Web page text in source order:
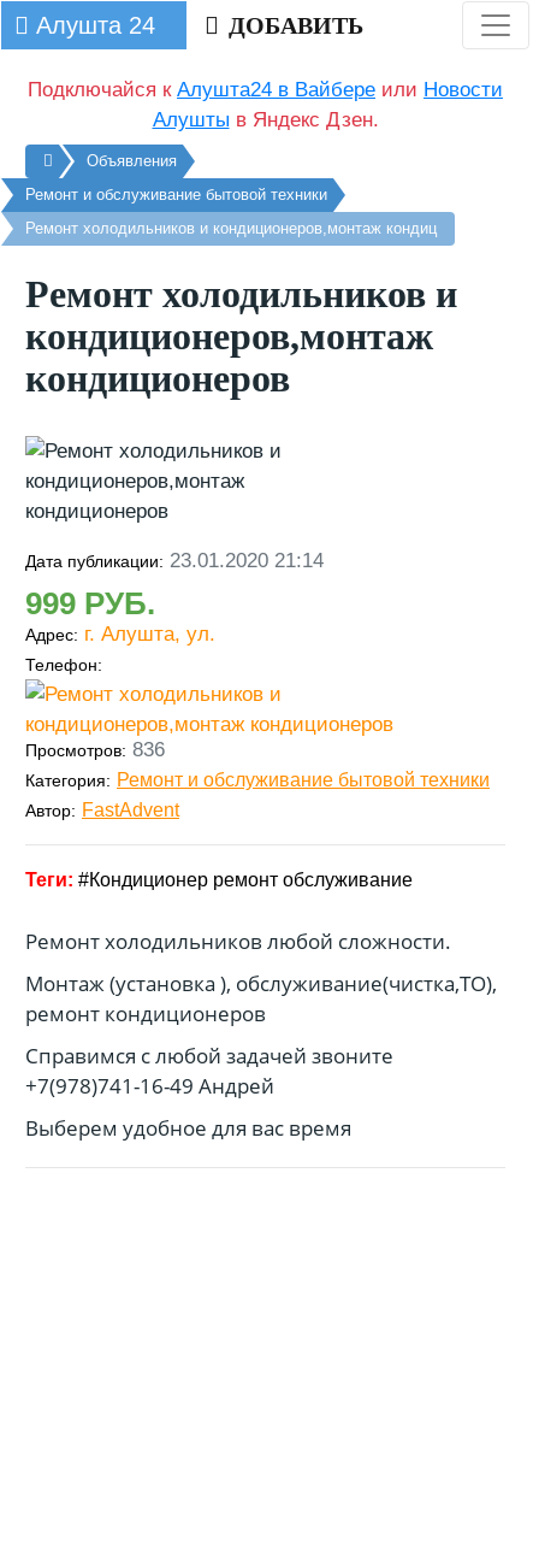
Алушта 24 ДОБАВИТЬ
Подключайся кАлушта24 в Вайбере или Новости
Алушты в Яндекс Дзен.
ГлавнаяОбъявления
Ремонт и обслуживание бытовой техники
Ремонт холодильников и кондиционеров,монтаж кондиц
Ремонт холодильников и
кондиционеров,монтаж
кондиционеров
Дата публикации: 23.01.2020 21:14
999
Адрес: г. Алушта, ул.
Телефон:
Просмотров: 836
Категория: Ремонт и обслуживание бытовой техники
Автор: FastAdvent
Кондиционер ремонт обслуживание
Ремонт холодильников любой сложности.
Монтаж (установка ), обслуживание(чистка,ТО),
ремонт кондиционеров
Справимся с любой задачей звоните
+7(978)741-16-49 Андрей
Выберем удобное для вас время